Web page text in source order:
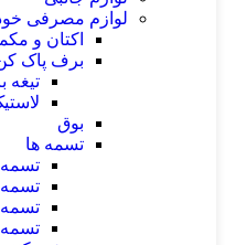
لوازم مصرفی
اکتان و
برف پاک
تیغه
بوق
تسمه ها
تسمه
تسمه
تسمه
تسمه